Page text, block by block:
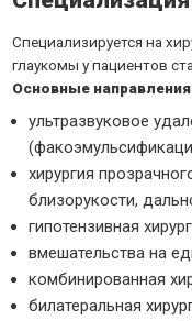
Специализируется на
глаукомы у пациентов
Основные
ультразвуковое
хирургия
близорукости,
гипотензивная
вмешательства на
комбинированная
билатеральная